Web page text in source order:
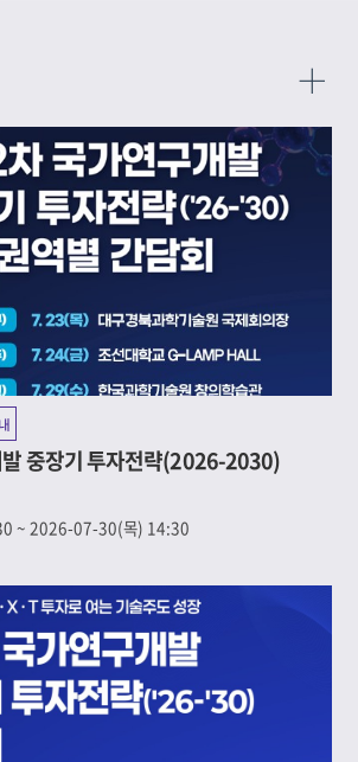
중장기 투자전략(2026-2030)
~ 2026-07-30(목) 14:30